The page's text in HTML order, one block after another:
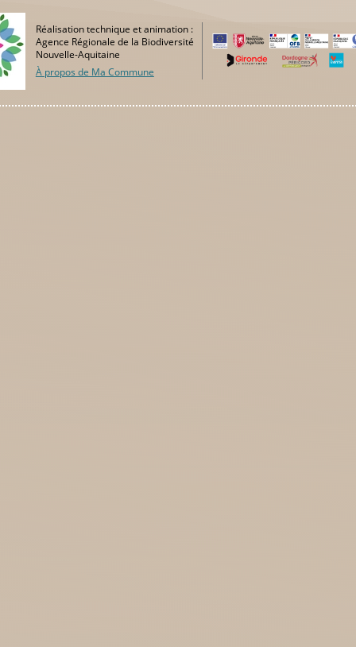
Réalisation technique et animation :
Agence Régionale de la Biodiversité
Nouvelle-Aquitaine
À propos de Ma Commune